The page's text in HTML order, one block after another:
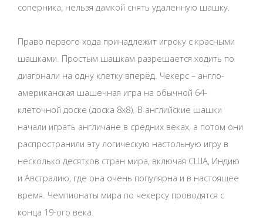
соперника, нельзя дамкой снять удаленную шашку.
Право первого хода принадлежит игроку с красными
шашками. Простым шашкам разрешается ходить по
диагонали на одну клетку вперёд. Чекерс – англо-
американская шашечная игра на обычной 64-
клеточной доске (доска 8x8). В английские шашки
начали играть англичане в средних веках, а потом они
распространили эту логическую настольную игру в
несколько десятков стран мира, включая США, Индию
и Австралию, где она очень популярна и в настоящее
время. Чемпионаты мира по чекерсу проводятся с
конца 19-ого века.